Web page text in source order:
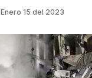
Enero 15 del 2023